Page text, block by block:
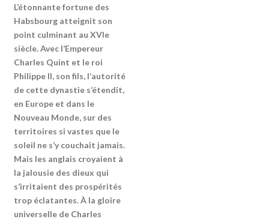
L’étonnante fortune des
Habsbourg atteignit son
point culminant au XVIe
siècle. Avec l’Empereur
Charles Quint et le roi
Philippe II, son fils, l’autorité
de cette dynastie s’étendit,
en Europe et dans le
Nouveau Monde, sur des
territoires si vastes que le
soleil ne s’y couchait jamais.
Mais les anglais croyaient à
la jalousie des dieux qui
s’irritaient des prospérités
trop éclatantes. À la gloire
universelle de Charles